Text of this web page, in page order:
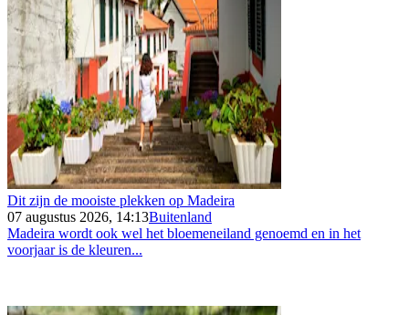
Dit zijn de mooiste plekken op Madeira
07 augustus 2026, 14:13Buitenland
Madeira wordt ook wel het bloemeneiland genoemd en in het
voorjaar is de kleuren...